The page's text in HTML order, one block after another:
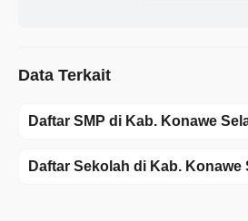
Data Terkait
Daftar SMP di Kab. Konawe
Daftar Sekolah di Kab. Konawe